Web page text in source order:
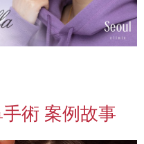
術 案例故事